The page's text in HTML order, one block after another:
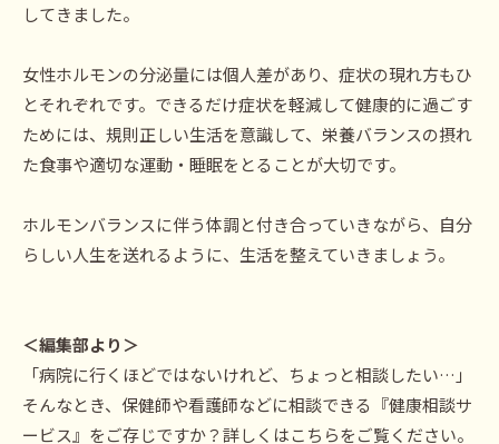
してきました。
女性ホルモンの分泌量には個人差があり、症状の現れ方もひ
とそれぞれです。できるだけ症状を軽減して健康的に過ごす
ためには、規則正しい生活を意識して、栄養バランスの摂れ
た食事や適切な運動・睡眠をとることが大切です。
ホルモンバランスに伴う体調と付き合っていきながら、自分
らしい人生を送れるように、生活を整えていきましょう。
＜編集部より＞
「病院に行くほどではないけれど、ちょっと相談したい…」
そんなとき、保健師や看護師などに相談できる『健康相談サ
ービス』をご存じですか？詳しくはこちらをご覧ください。